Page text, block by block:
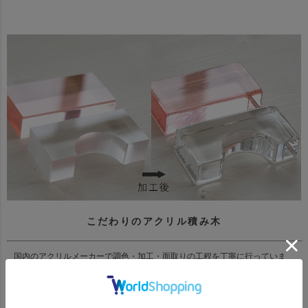
こだわりのアクリル積み木
国内のアクリルメーカーで調色・加工・面取りの工程を丁寧に行っていま
が詰まっています。アクリル素材自体が、お子さまがなめてしまっても問題
のない素材になっております。角をなくし丸みを帯びた使用で、手になじむ